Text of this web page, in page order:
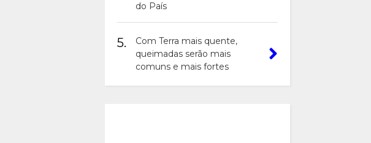
do País
5.
Com Terra mais quente,
queimadas serão mais
comuns e mais fortes